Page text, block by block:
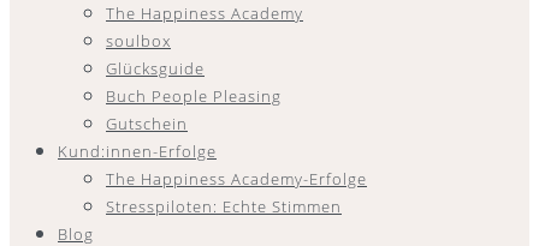
The Happiness Academy
soulbox
Glücksguide
Buch People Pleasing
Gutschein
Kund:innen-Erfolge
The Happiness Academy-Erfolge
Stresspiloten: Echte Stimmen
Blog